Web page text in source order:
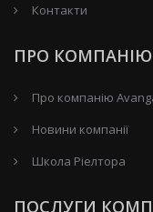
Контакти
ПРО КОМПАНІЮ
Про компанію
Новини компанії
Школа Ріелтора
ПОСЛУГИ